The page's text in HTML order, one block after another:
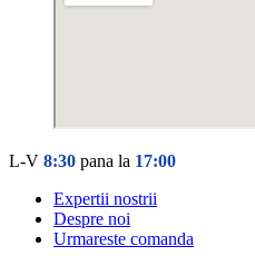
L-V 8:30 pana la 17:00
Expertii nostrii
Despre noi
Urmareste comanda